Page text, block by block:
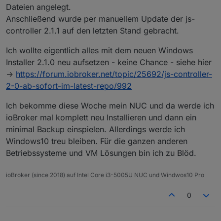
ERR!   stack:
ERR!
'Error: EPERM: operation not permitted,
npm
ERR!
   errno: -
4048,npm
   code:
'EPERM',
npm
ERR!
syscall: 'rename' ,npm
ERR!   path:
'C:\\IoB
npm
ERR!
      errno: -4048,
ERR!      code: 'EPERM',
npm
ERR!
npm
ERR!
      path:npm
ERR!
'C:\\IoB
npm
'C:\\IoB
Dateien angelegt.
Anschließend wurde per manuellem Update der js-
controller 2.1.1 auf den letzten Stand gebracht.
Ich wollte eigentlich alles mit dem neuen Windows
Installer 2.1.0 neu aufsetzen - keine Chance - siehe hier
-> https://forum.iobroker.net/topic/25692/js-controller-
2-0-ab-sofort-im-latest-repo/992
Ich bekomme diese Woche mein NUC und da werde ich
ioBroker mal komplett neu Installieren und dann ein
minimal Backup einspielen. Allerdings werde ich
Windows10 treu bleiben. Für die ganzen anderen
Betriebssysteme und VM Lösungen bin ich zu Blöd.
ioBroker (since 2018) auf Intel Core i3-5005U NUC und Windwos10 Pro
0